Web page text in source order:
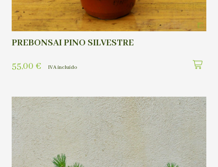
PREBONSAI PINO SILVESTRE
55,00 € IVA incluído